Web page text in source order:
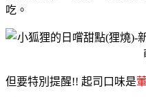
吃。
但要特別提醒!! 起司口味是